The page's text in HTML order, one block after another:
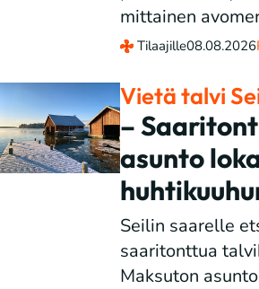
mittainen
Tilaajille08.08.2026
Vietä talvi
–
asunto
Seilin saarelle
saaritonttua
Maksuton